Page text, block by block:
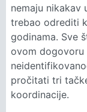
nemaju nikakav
trebao odrediti
godinama. Sve
ovom dogovoru
pročitati tri
koordinacije.